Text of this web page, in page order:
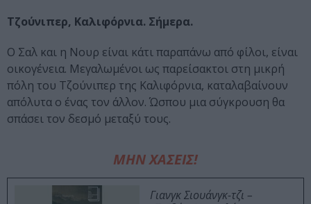
Τζούνιπερ, Καλιφόρνια. Σήμερα.
Ο Σαλ και η Νουρ είναι κάτι παραπάνω από φίλοι, είναι
οικογένεια. Μεγαλωμένοι ως παρείσακτοι στη μικρή
πόλη του Τζούνιπερ της Καλιφόρνια, καταλαβαίνουν
απόλυτα ο ένας τον άλλον. Ώσπου μια σύγκρουση θα
σπάσει τον δεσμό μεταξύ τους.
ΜΗΝ ΧΑΣΕΙΣ!
Γιανγκ Σιουάνγκ-τζι –